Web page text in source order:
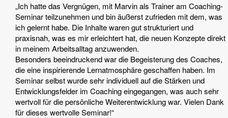
„Ich hatte das Vergnügen, mit Marvin als Trainer am Coaching-
Seminar teilzunehmen und bin äußerst zufrieden mit dem, was
ich gelernt habe. Die Inhalte waren gut strukturiert und
praxisnah, was es mir erleichtert hat, die neuen Konzepte direkt
in meinem Arbeitsalltag anzuwenden.
Besonders beeindruckend war die Begeisterung des Coaches,
die eine inspirierende Lernatmosphäre geschaffen haben. Im
Seminar selbst wurde sehr individuell auf die Stärken und
Entwicklungsfelder im Coaching eingegangen, was auch sehr
wertvoll für die persönliche Weiterentwicklung war. Vielen Dank
für dieses wertvolle Seminar!“